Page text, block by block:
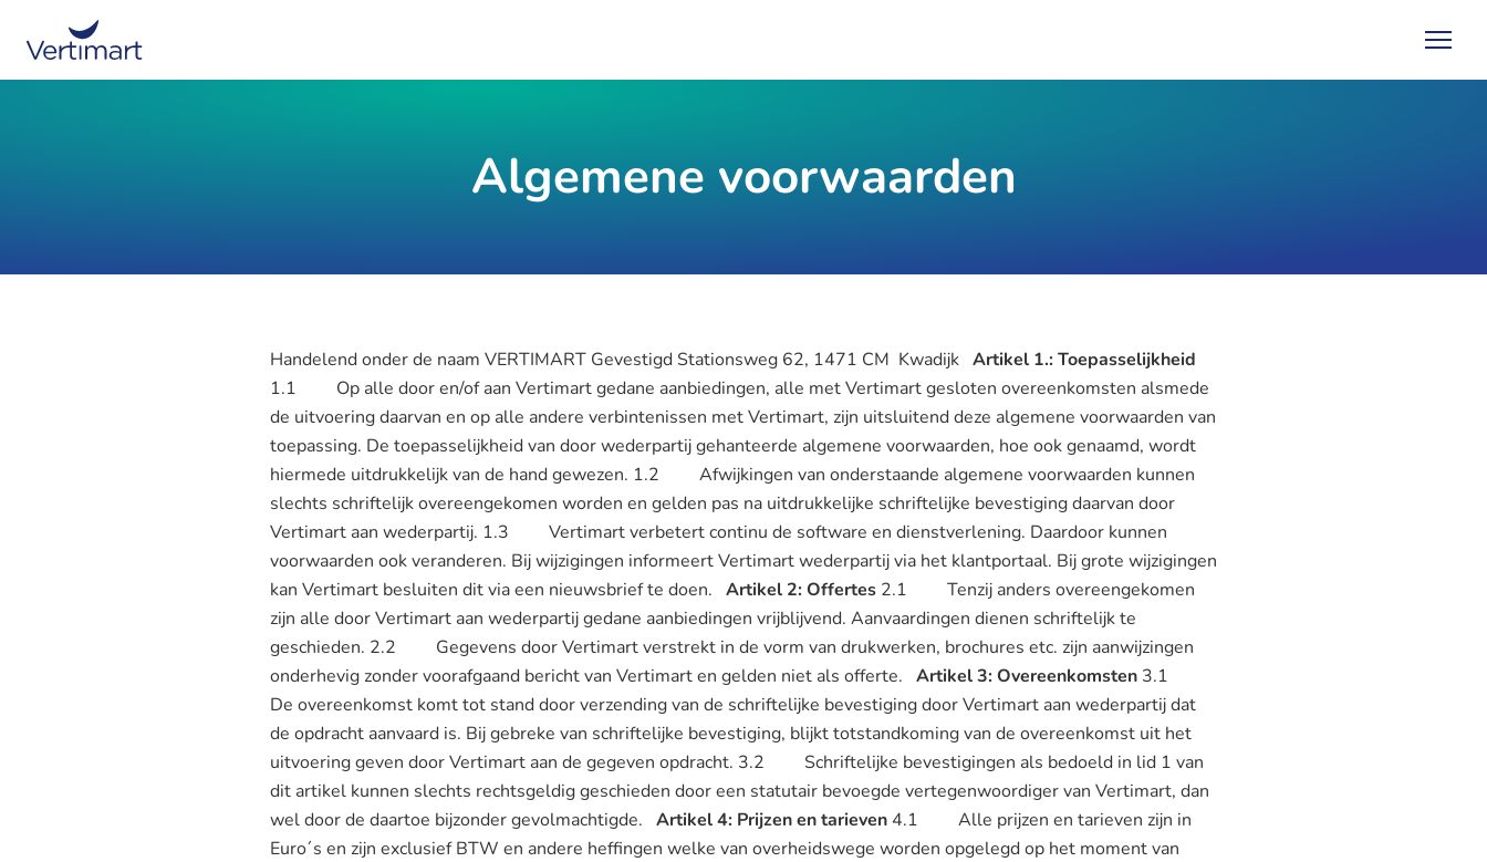
Algemene voorwaarden
Handelend onder de naam VERTIMART Gevestigd Stationsweg 62, 1471 CM Kwadijk Artikel 1.: Toepasselijkheid
1.1 Op alle door en/of aan Vertimart gedane aanbiedingen, alle met Vertimart gesloten overeenkomsten alsmede
de uitvoering daarvan en op alle andere verbintenissen met Vertimart, zijn uitsluitend deze algemene voorwaarden van
toepassing. De toepasselijkheid van door wederpartij gehanteerde algemene voorwaarden, hoe ook genaamd, wordt
hiermede uitdrukkelijk van de hand gewezen. 1.2 Afwijkingen van onderstaande algemene voorwaarden kunnen
slechts schriftelijk overeengekomen worden en gelden pas na uitdrukkelijke schriftelijke bevestiging daarvan door
Vertimart aan wederpartij. 1.3 Vertimart verbetert continu de software en dienstverlening. Daardoor kunnen
voorwaarden ook veranderen. Bij wijzigingen informeert Vertimart wederpartij via het klantportaal. Bij grote wijzigingen
kan Vertimart besluiten dit via een nieuwsbrief te doen. Artikel 2: Offertes 2.1 Tenzij anders overeengekomen
zijn alle door Vertimart aan wederpartij gedane aanbiedingen vrijblijvend. Aanvaardingen dienen schriftelijk te
geschieden. 2.2 Gegevens door Vertimart verstrekt in de vorm van drukwerken, brochures etc. zijn aanwijzingen
onderhevig zonder voorafgaand bericht van Vertimart en gelden niet als offerte. Artikel 3: Overeenkomsten 3.1
De overeenkomst komt tot stand door verzending van de schriftelijke bevestiging door Vertimart aan wederpartij dat
de opdracht aanvaard is. Bij gebreke van schriftelijke bevestiging, blijkt totstandkoming van de overeenkomst uit het
uitvoering geven door Vertimart aan de gegeven opdracht. 3.2 Schriftelijke bevestigingen als bedoeld in lid 1 van
dit artikel kunnen slechts rechtsgeldig geschieden door een statutair bevoegde vertegenwoordiger van Vertimart, dan
wel door de daartoe bijzonder gevolmachtigde. Artikel 4: Prijzen en tarieven 4.1 Alle prijzen en tarieven zijn in
Euro´s en zijn exclusief BTW en andere heffingen welke van overheidswege worden opgelegd op het moment van